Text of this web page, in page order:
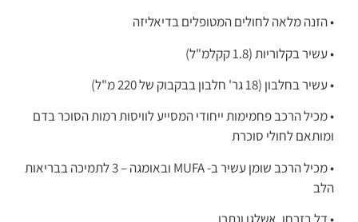
• הזנה מלאה לחולים המטופלים בדיאליזה
• עשיר בקלוריות (1.8 קקלמ"ל)
• עשיר בחלבון (18 גר' חלבון בבקבוק של 220 מ"ל)
• מכיל הרכב פחמימות ייחודי המסייע לוויסות רמות הסוכר בדם
ומותאם לחולי סוכרת
• מכיל הרכב שומן עשיר ב- MUFA ובאומגה – 3 לתמיכה בבריאות
הלב